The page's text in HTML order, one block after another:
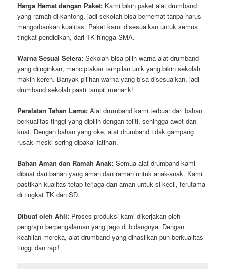
Harga Hemat dengan Paket: Kami bikin paket alat drumband
yang ramah di kantong, jadi sekolah bisa berhemat tanpa harus
mengorbankan kualitas. Paket kami disesuaikan untuk semua
tingkat pendidikan, dari TK hingga SMA.
Warna Sesuai Selera: Sekolah bisa pilih warna alat drumband
yang diinginkan, menciptakan tampilan unik yang bikin sekolah
makin keren. Banyak pilihan warna yang bisa disesuaikan, jadi
drumband sekolah pasti tampil menarik!
Peralatan Tahan Lama: Alat drumband kami terbuat dari bahan
berkualitas tinggi yang dipilih dengan teliti, sehingga awet dan
kuat. Dengan bahan yang oke, alat drumband tidak gampang
rusak meski sering dipakai latihan.
Bahan Aman dan Ramah Anak: Semua alat drumband kami
dibuat dari bahan yang aman dan ramah untuk anak-anak. Kami
pastikan kualitas tetap terjaga dan aman untuk si kecil, terutama
di tingkat TK dan SD.
Dibuat oleh Ahli: Proses produksi kami dikerjakan oleh
pengrajin berpengalaman yang jago di bidangnya. Dengan
keahlian mereka, alat drumband yang dihasilkan pun berkualitas
tinggi dan rapi!